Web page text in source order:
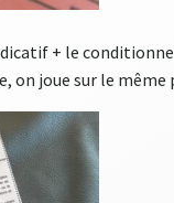
+ le
on joue sur le